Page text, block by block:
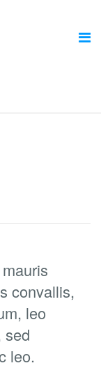
convallis,
leo
sed
leo.